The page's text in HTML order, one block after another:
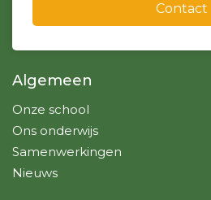
Contact
Algemeen
Onze school
Ons onderwijs
Samenwerkingen
Nieuws